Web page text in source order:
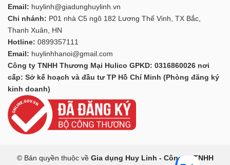
Email: huylinh@giadunghuylinh.vn
Chi nhánh: P01 nhà C5 ngõ 182 Lương Thế Vinh, TX Bắc,
Thanh Xuân, HN
Hotline: 0899357111
Email: huylinhhanoi@gmail.com
Công ty TNHH Thương Mại Hulico GPKD: 0316860026 nơi
cấp: Sở kế hoạch và đầu tư TP Hồ Chí Minh (Phòng đăng ký
kinh doanh)
© Bản quyền thuộc về Gia dụng Huy Linh - Công ty TNHH